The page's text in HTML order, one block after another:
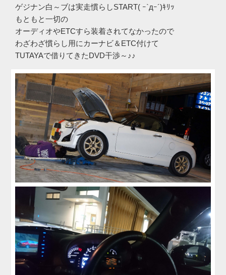
ゲジナン白～ブは実走慣らしSTART( ｰ`дｰ´)ｷﾘｯ
もともと一切の
オーディオやETCすら装着されてなかったので
わざわざ慣らし用にカーナビ＆ETC付けて
TUTAYAで借りてきたDVD干渉～♪♪